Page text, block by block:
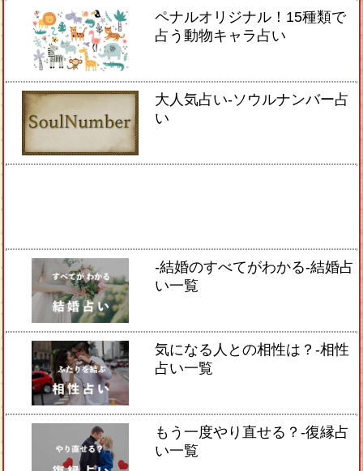
ペナルオリジナル！15種類で
占う動物キャラ占い
大人気占い-ソウルナンバー占
い
-結婚のすべてがわかる-結婚占
い一覧
気になる人との相性は？-相性
占い一覧
もう一度やり直せる？-復縁占
い一覧